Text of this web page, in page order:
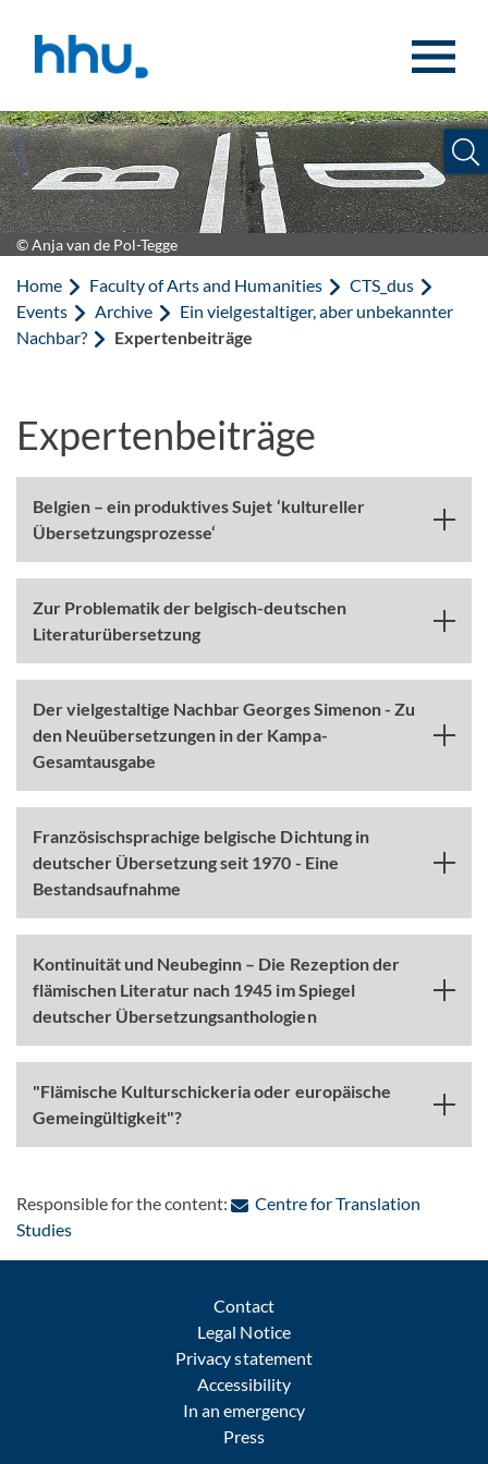
© Anja van de Pol-Tegge
Home Faculty of Arts and Humanities
CTS_dus
Events
Archive
Ein vielgestaltiger, aber unbekannter
Nachbar?
Expertenbeiträge
Expertenbeiträge
Belgien – ein produktives Sujet ‘kultureller
Übersetzungsprozesse‘
Zur Problematik der belgisch-deutschen
Literaturübersetzung
Der vielgestaltige Nachbar Georges Simenon - Zu
den Neuübersetzungen in der Kampa-
Gesamtausgabe
Französischsprachige belgische Dichtung in
deutscher Übersetzung seit 1970 - Eine
Bestandsaufnahme
Kontinuität und Neubeginn – Die Rezeption der
flämischen Literatur nach 1945 im Spiegel
deutscher Übersetzungsanthologien
"Flämische Kulturschickeria oder europäische
Gemeingültigkeit"?
Responsible for the content:
Centre for Translation
Studies: Contact by e-mail
Contact
Legal Notice
Privacy statement
Accessibility
In an emergency
Press